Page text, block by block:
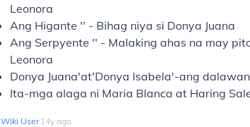
Leonora
Ang Higante '' - Bihag niya si Donya Juana
Ang Serpyente '' - Malaking ahas na may
Leonora
Donya Juana'at'Donya Isabela'-ang
Ita-mga alaga ni Maria Blanca at Haring
Wiki User∙14y ago